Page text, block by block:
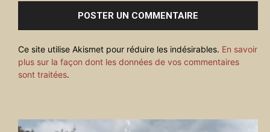
Ce site utilise Akismet pour réduire les indésirables. En savoir
plus sur la façon dont les données de vos commentaires
sont traitées.